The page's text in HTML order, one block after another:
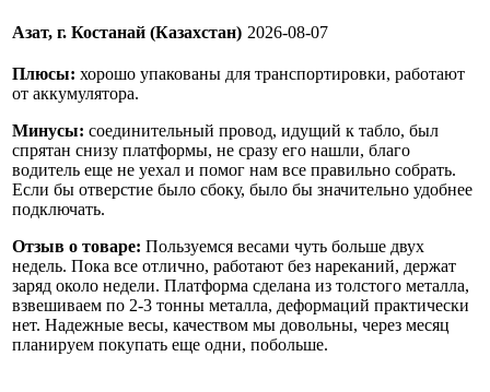
Азат, г. Костанай (Казахстан) 2026-08-07
Плюсы: хорошо упакованы для транспортировки, работают
от аккумулятора.
Минусы: соединительный провод, идущий к табло, был
спрятан снизу платформы, не сразу его нашли, благо
водитель еще не уехал и помог нам все правильно собрать.
Если бы отверстие было сбоку, было бы значительно удобнее
подключать.
Отзыв о товаре: Пользуемся весами чуть больше двух
недель. Пока все отлично, работают без нареканий, держат
заряд около недели. Платформа сделана из толстого металла,
взвешиваем по 2-3 тонны металла, деформаций практически
нет. Надежные весы, качеством мы довольны, через месяц
планируем покупать еще одни, побольше.